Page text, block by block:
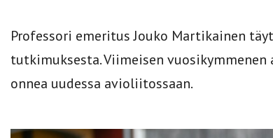
Professori emeritus Jouko Martikainen
tutkimuksesta. Viimeisen
onnea uudessa avioliitossaan.